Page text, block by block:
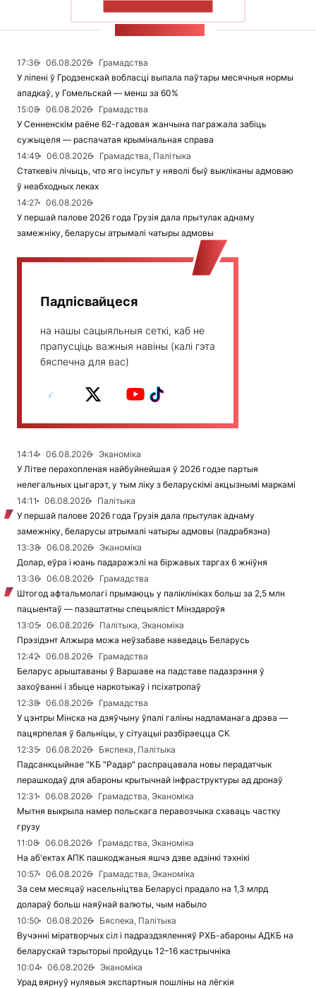
17:36 06.08.2026
Грамадства
У ліпені ў Гродзенскай вобласці выпала паўтары месячныя нормы
ападкаў, у Гомельскай — менш за 60%
15:08
06.08.2026
Грамадства
У Сенненскім раёне 62-гадовая жанчына пагражала забіць
сужыцеля — распачатая крымінальная справа
14:49
06.08.2026
Грамадства, Палітыка
Статкевіч лічыць, что яго інсульт у няволі быў выкліканы адмоваю
ў неабходных леках
14:27
06.08.2026
У першай палове 2026 года Грузія дала прытулак аднаму
замежніку, беларусы атрымалі чатыры адмовы
Падпісвайцеся
на нашы сацыяльныя сеткі, каб не
прапусціць важныя навіны (калі гэта
бяспечна для вас)
14:14 06.08.2026
Эканоміка
У Літве перахопленая найбуйнейшая ў 2026 годзе партыя
нелегальных цыгарэт, у тым ліку з беларускімі акцызнымі маркамі
14:11
06.08.2026
Палітыка
У першай палове 2026 года Грузія дала прытулак аднаму
замежніку, беларусы атрымалі чатыры адмовы (падрабязна)
13:38
06.08.2026
Эканоміка
Долар, еўра і юань падаражэлі на біржавых таргах 6 жніўня
13:36
06.08.2026
Грамадства
Штогод афтальмолагі прымаюць у паліклініках больш за 2,5 млн
пацыентаў — пазаштатны спецыяліст Мінздароўя
13:05
06.08.2026
Палітыка, Эканоміка
Прэзідэнт Алжыра можа неўзабаве наведаць Беларусь
12:42
06.08.2026
Грамадства
Беларус арыштаваны ў Варшаве на падставе падазрэння ў
захоўванні і збыце наркотыкаў і псіхатропаў
12:38
06.08.2026
Грамадства
У цэнтры Мінска на дзяўчыну ўпалі галіны надламанага дрэва —
пацярпелая ў бальніцы, у сітуацыі разбіраецца СК
12:35
06.08.2026
Бяспека, Палітыка
Падсанкцыйнае "КБ "Радар" распрацавала новы перадатчык
перашкодаў для абароны крытычнай інфраструктуры ад дронаў
12:31
06.08.2026
Грамадства, Эканоміка
Мытня выкрыла намер польскага перавозчыка схаваць частку
грузу
11:08
06.08.2026
Грамадства, Эканоміка
На аб'ектах АПК пашкоджаныя яшчэ дзве адзінкі тэхнікі
10:57
06.08.2026
Грамадства, Эканоміка
За сем месяцаў насельніцтва Беларусі прадало на 1,3 млрд
долараў больш наяўнай валюты, чым набыло
10:50
06.08.2026
Бяспека, Палітыка
Вучэнні міратворчых сіл і падраздзяленняў РХБ-абароны АДКБ на
беларускай тэрыторыі пройдуць 12–16 кастрычніка
10:04
06.08.2026
Эканоміка
Урад вярнуў нулявыя экспартныя пошліны на лёгкія